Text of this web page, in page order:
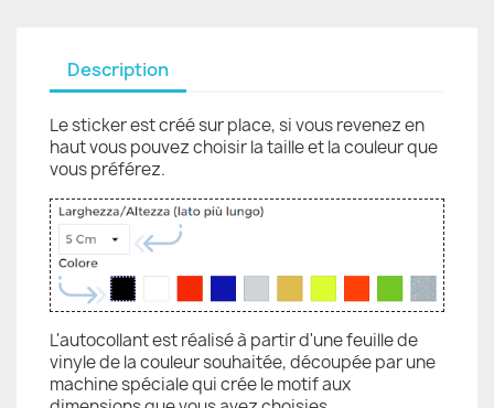
Description
Le sticker est créé sur place, si vous revenez en
haut vous pouvez choisir la taille et la couleur que
vous préférez.
L'autocollant est réalisé à partir d'une feuille de
vinyle de la couleur souhaitée, découpée par une
machine spéciale qui crée le motif aux